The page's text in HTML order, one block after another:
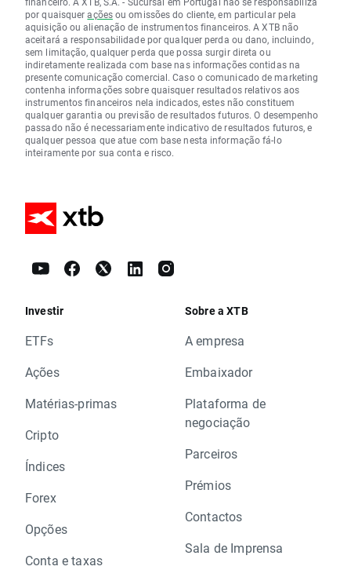
por quaisqueraçõesou omissões do cliente, em particular pela
aquisição ou alienação de instrumentos financeiros. A XTB não
aceitará a responsabilidade por qualquer perda ou dano, incluindo,
sem limitação, qualquer perda que possa surgir direta ou
indiretamente realizada com base nas informações contidas na
presente comunicação comercial. Caso o comunicado de marketing
contenha informações sobre quaisquer resultados relativos aos
instrumentos financeiros nela indicados, estes não constituem
qualquer garantia ou previsão de resultados futuros. O desempenho
passado não é necessariamente indicativo de resultados futuros, e
qualquer pessoa que atue com base nesta informação fá-lo
inteiramente por sua conta e risco.
Investir
ETFs
Ações
Matérias-primas
Cripto
Índices
Forex
Opções
Conta e taxas
Sobre a XTB
A empresa
Embaixador
Plataforma de
negociação
Parceiros
Prémios
Contactos
Sala de Imprensa